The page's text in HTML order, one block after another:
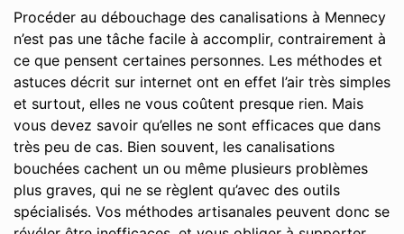
Procéder au débouchage des canalisations à Mennecy
n’est pas une tâche facile à accomplir, contrairement à
ce que pensent certaines personnes. Les méthodes et
astuces décrit sur internet ont en effet l’air très simples
et surtout, elles ne vous coûtent presque rien. Mais
vous devez savoir qu’elles ne sont efficaces que dans
très peu de cas. Bien souvent, les canalisations
bouchées cachent un ou même plusieurs problèmes
plus graves, qui ne se règlent qu’avec des outils
spécialisés. Vos méthodes artisanales peuvent donc se